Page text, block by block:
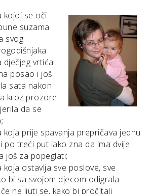
kojoj se oči
suzama
svog
dječjeg vrtića
posao i još
sata nakon
kroz prozore
da se
koja prije spavanja prepričava jednu
po treći put iako zna da ima dvije
još za popeglati;
koja ostavlja sve poslove, sve
bi sa svojom djecom odigrala
ne ljuti se, kako bi pročitali